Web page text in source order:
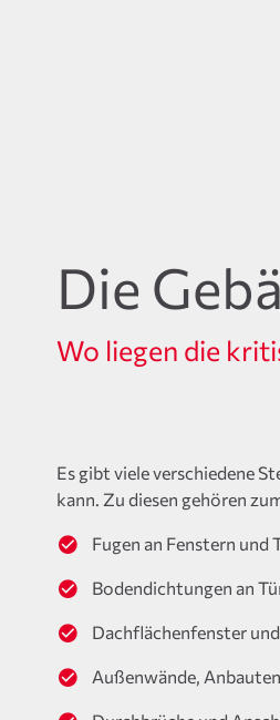
Wo liegen die
Die
Es gibt viele verschiedene
kann. Zu diesen gehören
Fugen an Fenstern und
Bodendichtungen an
Dachflächenfenster
Außenwände,